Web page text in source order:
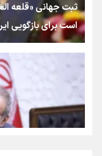
ثبت جهانی «قلعه
است برای بازگویی